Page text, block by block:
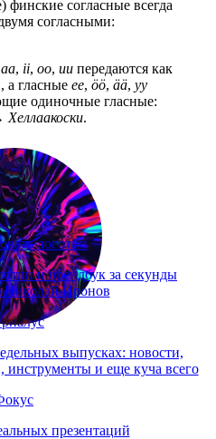
согласные всегда
согласными:
aa, ii, oo, uu передаются как
а гласные ee, öö, ää, yy
одиночные гласные:
Хеллаакоски.
логотип
и брендбук за секунды
Николай Иронов
выпусках: новости,
и еще куча всего
презентаций